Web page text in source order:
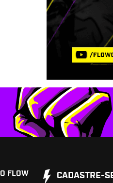
FLOW CADASTRE-